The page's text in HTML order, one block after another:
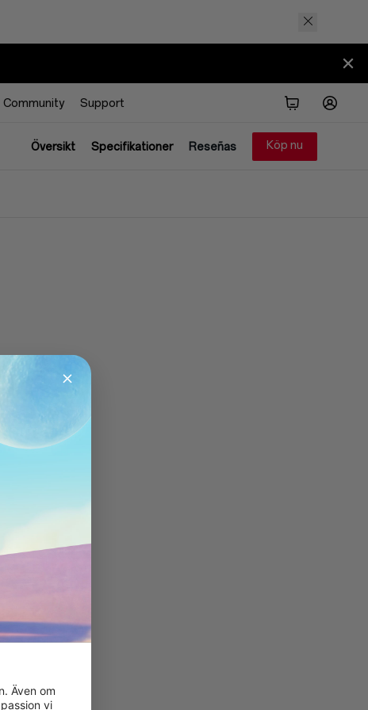
Community Support
Översikt Specifikationer Reseñas Köp nu
Även om
vi